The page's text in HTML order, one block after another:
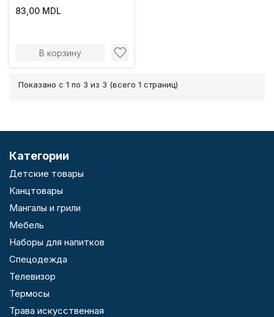
83,00 MDL
В корзину
Показано с 1 по 3 из 3 (всего 1 страниц)
Категории
Детские товары
Канцтовары
Мангалы и грили
Мебель
Наборы для напитков
Спецодежда
Телевизор
Термосы
Трава искусственная